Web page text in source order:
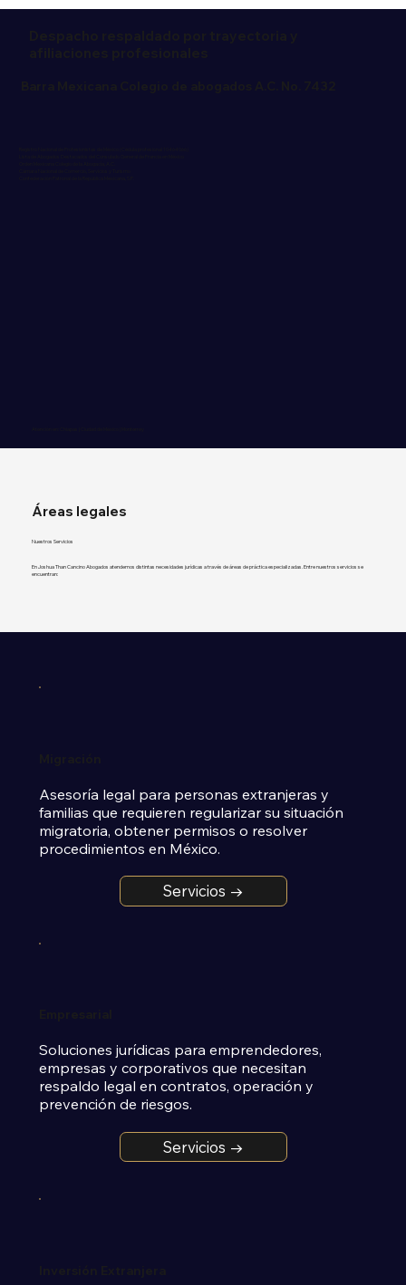
Áreas legales
Nuestros Servicios
En Joshua Than Cancino Abogados atendemos distintas necesidades jurídicas a través de áreas de práctica especializadas. Entre nuestros servicios se
encuentran:
Asesoría legal para personas extranjeras y
familias que requieren regularizar su situación
migratoria, obtener permisos o resolver
procedimientos en México.
Servicios →
Soluciones jurídicas para emprendedores,
empresas y corporativos que necesitan
respaldo legal en contratos, operación y
prevención de riesgos.
Servicios →